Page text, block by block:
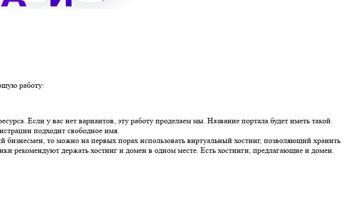
работу:
Если у вас нет вариантов, эту работу проделаем мы. Название портала будет иметь такой
подходит свободное имя.
то можно на первых порах использовать виртуальный хостинг, позволяющий хранить
рекомендуют держать хостинг и домен в одном месте. Есть хостинги, предлагающие и домен.